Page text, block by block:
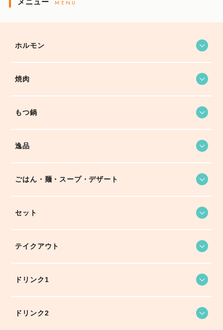
メニュー MENU
ホルモン
焼肉
もつ鍋
逸品
ごはん・麺・スープ・デザート
セット
テイクアウト
ドリンク1
ドリンク2